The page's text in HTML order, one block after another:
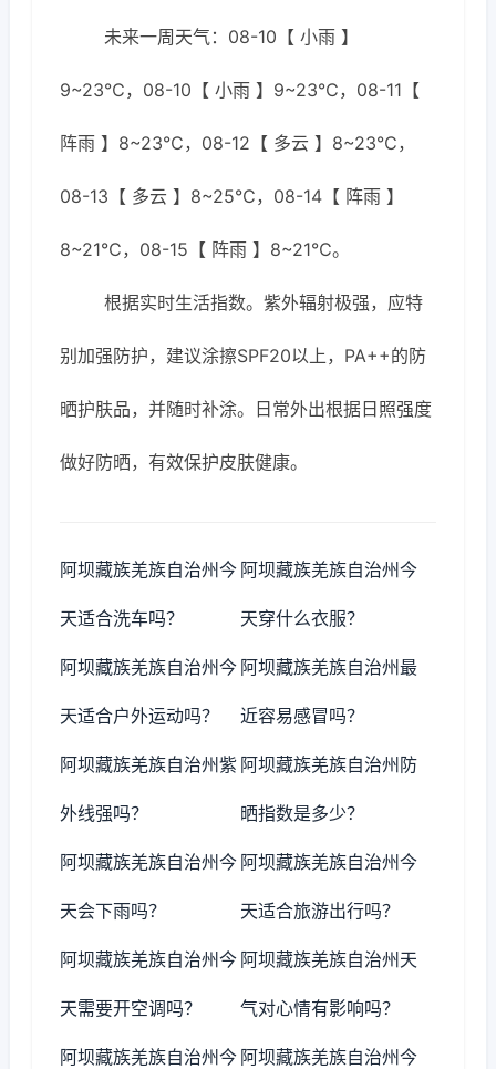
未来一周天气：08-10【 小雨 】
9~23℃，08-10【 小雨 】9~23℃，08-11【
阵雨 】8~23℃，08-12【 多云 】8~23℃，
08-13【 多云 】8~25℃，08-14【 阵雨 】
8~21℃，08-15【 阵雨 】8~21℃。
根据实时生活指数。紫外辐射极强，应特
别加强防护，建议涂擦SPF20以上，PA++的防
晒护肤品，并随时补涂。日常外出根据日照强度
做好防晒，有效保护皮肤健康。
阿坝藏族羌族自治州今
天适合洗车吗？
阿坝藏族羌族自治州今
天穿什么衣服？
阿坝藏族羌族自治州今
天适合户外运动吗？
阿坝藏族羌族自治州最
近容易感冒吗？
阿坝藏族羌族自治州紫
外线强吗？
阿坝藏族羌族自治州防
晒指数是多少？
阿坝藏族羌族自治州今
天会下雨吗？
阿坝藏族羌族自治州今
天适合旅游出行吗？
阿坝藏族羌族自治州今
天需要开空调吗？
阿坝藏族羌族自治州天
气对心情有影响吗？
阿坝藏族羌族自治州今 阿坝藏族羌族自治州今